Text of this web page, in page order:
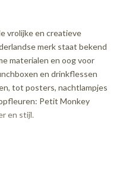
vrolijke en creatieve
merk staat bekend
materialen en oog voor
en drinkflessen
tot posters, nachtlampjes
Petit Monkey
en stijl.